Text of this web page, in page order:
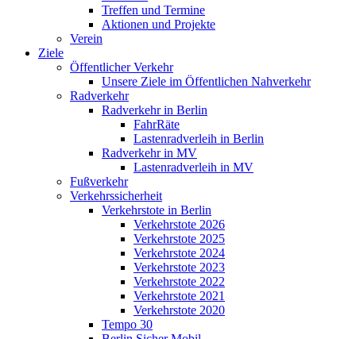
Treffen und Termine
Aktionen und Projekte
Verein
Ziele
Öffentlicher Verkehr
Unsere Ziele im Öffentlichen Nahverkehr
Radverkehr
Radverkehr in Berlin
FahrRäte
Lastenradverleih in Berlin
Radverkehr in MV
Lastenradverleih in MV
Fußverkehr
Verkehrssicherheit
Verkehrstote in Berlin
Verkehrstote 2026
Verkehrstote 2025
Verkehrstote 2024
Verkehrstote 2023
Verkehrstote 2022
Verkehrstote 2021
Verkehrstote 2020
Tempo 30